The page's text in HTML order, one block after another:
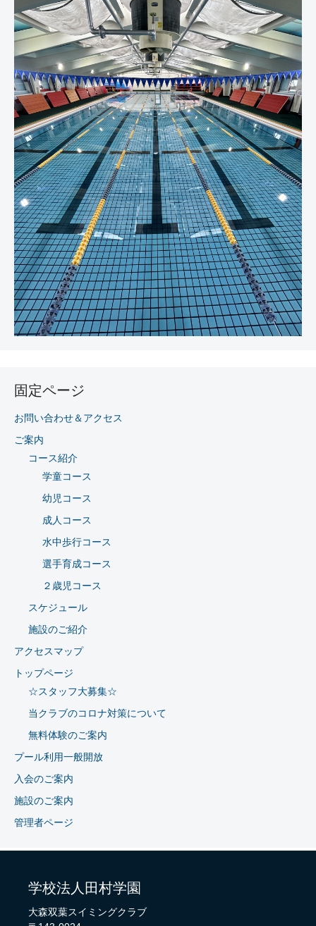
固定ページ
お問い合わせ＆アクセス
ご案内
コース紹介
学童コース
幼児コース
成人コース
水中歩行コース
選手育成コース
２歳児コース
スケジュール
施設のご紹介
アクセスマップ
トップページ
☆スタッフ大募集☆
当クラブのコロナ対策について
無料体験のご案内
プール利用一般開放
入会のご案内
施設のご案内
管理者ページ
学校法人田村学園
大森双葉スイミングクラブ